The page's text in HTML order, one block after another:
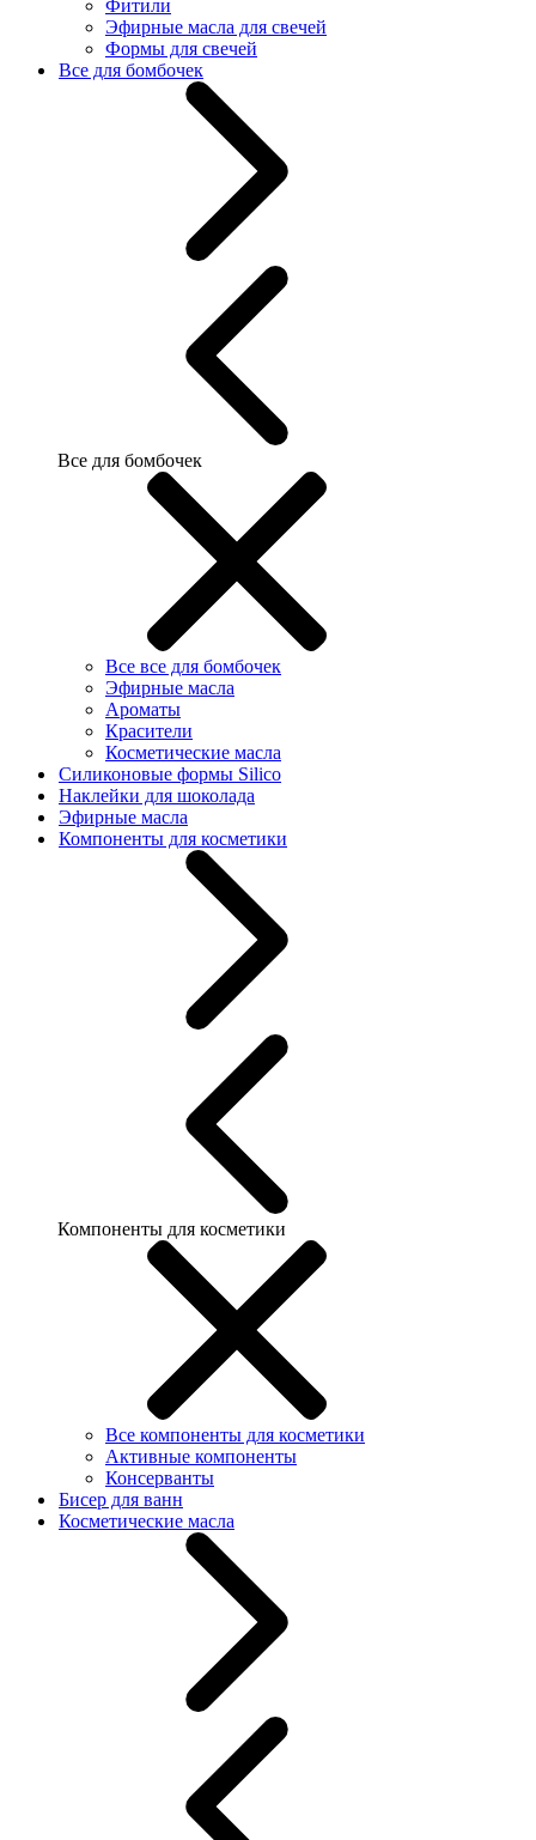
Фитили
Эфирные масла для свечей
Формы для свечей
Все для бомбочек
Все для бомбочек
Все все для бомбочек
Эфирные масла
Ароматы
Красители
Косметические масла
Силиконовые формы Silico
Наклейки для шоколада
Эфирные масла
Компоненты для косметики
Компоненты для косметики
Все компоненты для косметики
Активные компоненты
Консерванты
Бисер для ванн
Косметические масла